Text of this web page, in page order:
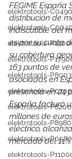
elektrotools-
elektrotools-
elektrotools-
elektrotools-
elektrotools-
elektrotools-
elektrotools-
elektrotools-
elektrotools-
elektrotools-
FEGIME España
distribución de
indiscutible del
es por su cuota
su cobertura
163 puntos de
asociadas en
presencia en 24
España facturó
millones de
eléctrico,
mercado del 11%